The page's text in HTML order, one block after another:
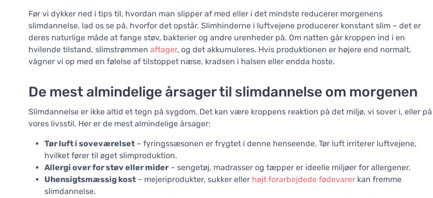
Før vi dykker ned i tips til, hvordan man slipper af med eller i det mindste reducerer morgenens
slimdannelse, lad os se på, hvorfor det opstår. Slimhinderne i luftvejene producerer konstant slim – det er
deres naturlige måde at fange støv, bakterier og andre urenheder på. Om natten går kroppen ind i en
hvilende tilstand, slimstrømmen aftager, og det akkumuleres. Hvis produktionen er højere end normalt,
vågner vi op med en følelse af tilstoppet næse, kradsen i halsen eller endda hoste.
De mest almindelige årsager til slimdannelse om morgenen
Slimdannelse er ikke altid et tegn på sygdom. Det kan være kroppens reaktion på det miljø, vi sover i, eller på
vores livsstil. Her er de mest almindelige årsager:
Tør luft i soveværelset – fyringssæsonen er frygtet i denne henseende. Tør luft irriterer luftvejene,
hvilket fører til øget slimproduktion.
Allergi over for støv eller mider – sengetøj, madrasser og tæpper er ideelle miljøer for allergener.
Uhensigtsmæssig kost – mejeriprodukter, sukker eller højt forarbejdede fødevarer kan fremme
slimdannelse.